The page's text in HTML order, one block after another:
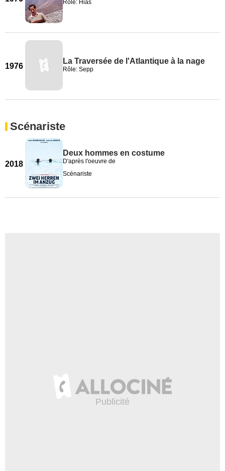
Rôle: Hias
1976
La Traversée de l'Atlantique à la nage
Rôle: Sepp
Scénariste
2018
Deux hommes en costume
D'après l'oeuvre de
Scénariste